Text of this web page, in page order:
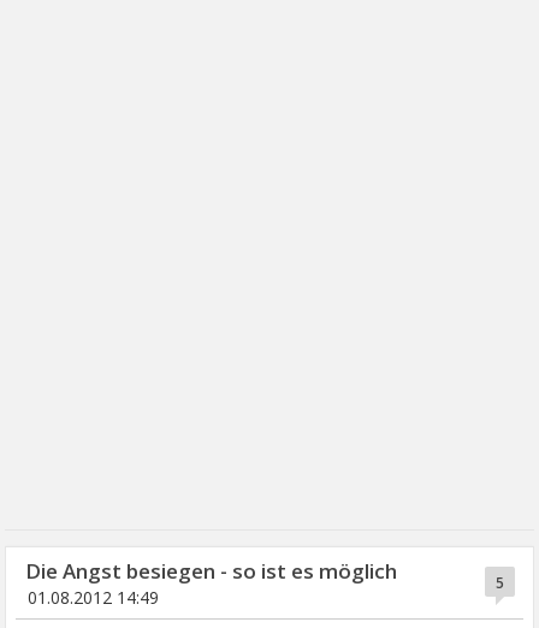
5
Die Angst besiegen - so ist es möglich
01.08.2012 14:49